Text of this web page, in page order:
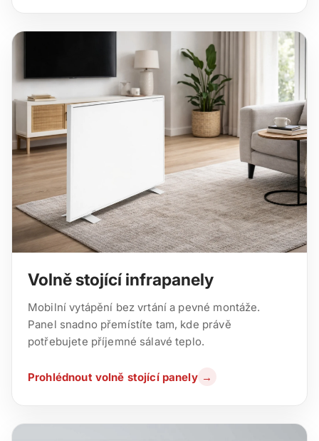
Volně stojící infrapanely
Mobilní vytápění bez vrtání a pevné montáže.
Panel snadno přemístíte tam, kde právě
potřebujete příjemné sálavé teplo.
Prohlédnout volně stojící panely →